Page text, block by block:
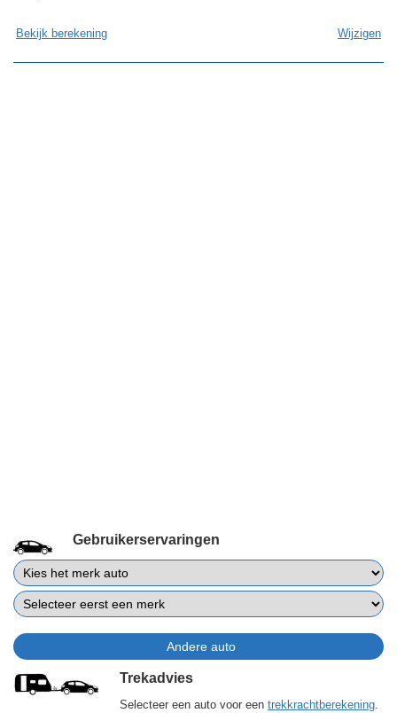
Bekijk berekening Wijzigen
Gebruikerservaringen
Trekadvies
Selecteer een auto voor een trekkrachtberekening.